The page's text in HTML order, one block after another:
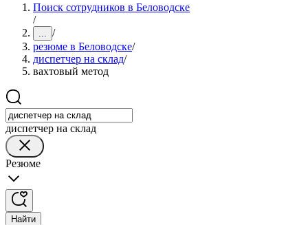
Поиск сотрудников в Беловодске
/
... /
резюме в Беловодске/
диспетчер на склад/
вахтовый метод
диспетчер на склад
Резюме
Найти